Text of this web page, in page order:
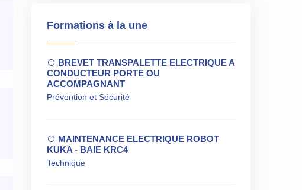
Formations à la une
BREVET TRANSPALETTE ELECTRIQUE A
CONDUCTEUR PORTE OU
ACCOMPAGNANT
Prévention et Sécurité
MAINTENANCE ELECTRIQUE ROBOT
KUKA - BAIE KRC4
Technique